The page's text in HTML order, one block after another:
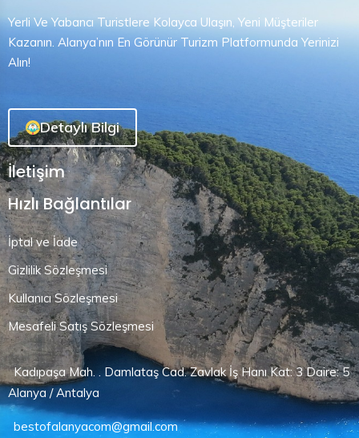
Yerli Ve Yabancı Turistlere Kolayca Ulaşın, Yeni Müşteriler
Kazanın. Alanya’nın En Görünür Turizm Platformunda Yerinizi
Alın!
Detaylı Bilgi
İletişim
Hızlı Bağlantılar
İptal ve İade
Gizlilik Sözleşmesi
Kullanıcı Sözleşmesi
Mesafeli Satış Sözleşmesi
Kadıpaşa Mah. . Damlataş Cad. Zavlak İş Hanı Kat: 3 Daire: 5
Alanya / Antalya
bestofalanyacom@gmail.com